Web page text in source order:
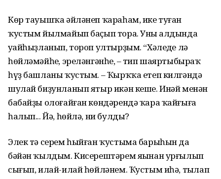
Көр тауышҡа әйләнеп ҡараһам, ике туған
ҡустым йылмайып баҫып тора. Уның алдында
уңайһыҙланып, тороп ултырҙым. “Хәлеңде лә
һөйләмәйһең, эреләнгәнһең, – тип шаяртыбыраҡ
һүҙ башланы ҡустым. – Ҡырҡҡа етеп килгәндә
шулай биҙунланып ятыр икән кеше. Инәй менән
бабайҙы олоғайған көндәрендә ҡара ҡайғыға
һалып... Йә, һөйлә, ни булды?
Элек тә серем һыйған ҡустыма барыһын да
бәйән ҡылдым. Кисерештәрем яңынан урғылып
сығып, илай-илай һөйләнем. Ҡустым иһә, тыңлап